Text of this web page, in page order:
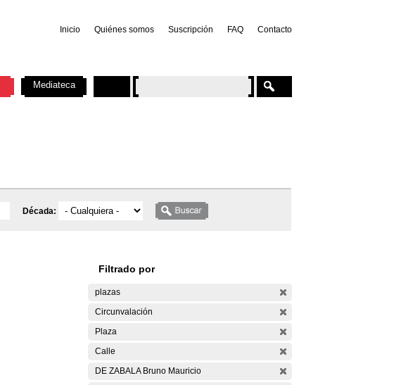
Inicio Quiénes somos Suscripción FAQ Contacto
Década:
Filtrado por
plazas
Circunvalación
Plaza
Calle
DE ZABALA Bruno Mauricio
Mediateca